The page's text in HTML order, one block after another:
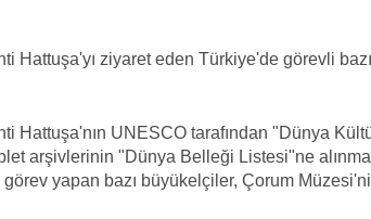
Hattuşa'yı ziyaret eden Türkiye'de görevli
Hattuşa'nın UNESCO tarafından "Dünya
arşivlerinin "Dünya Belleği Listesi"ne
yapan bazı büyükelçiler, Çorum